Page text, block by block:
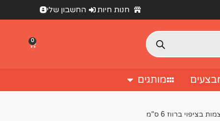
חנות חיות החשבון שלי
0
מותגים